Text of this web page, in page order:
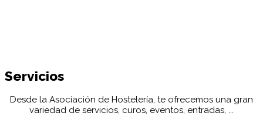
Servicios
Desde la Asociación de Hostelería, te ofrecemos una gran
variedad de servicios, curos, eventos, entradas, ...